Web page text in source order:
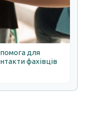
для
фахівців